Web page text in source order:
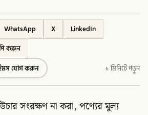
WhatsApp X
LinkedIn
করুন
যোগ করুন
১ মিনিটে পড়ুন
সংরক্ষণ না করা, পণ্যের মুল্য